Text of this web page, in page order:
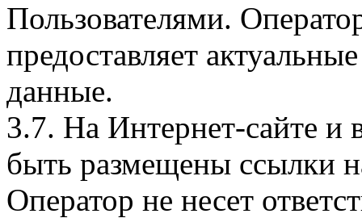
Пользователями.
предоставляет
данные.
3.7. На Интернет-сайте
быть размещены ссылки
Оператор не несет